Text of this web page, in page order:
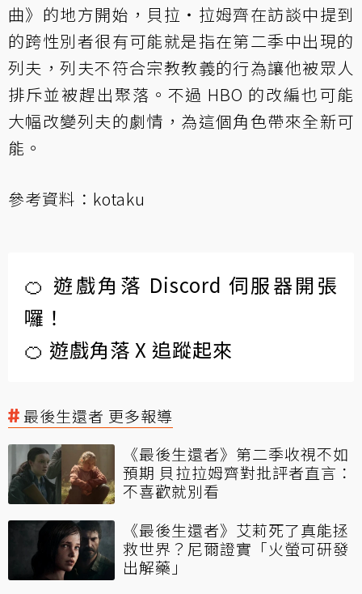
曲》的地方開始，貝拉‧拉姆齊在訪談中提到
的跨性別者很有可能就是指在第二季中出現的
列夫，列夫不符合宗教教義的行為讓他被眾人
排斥並被趕出聚落。不過 HBO 的改編也可能
大幅改變列夫的劇情，為這個角色帶來全新可
能。
參考資料： kotaku
🍊 遊戲角落 Discord 伺服器開張
囉！
🍊 遊戲角落 X 追蹤起來
最後生還者 更多報導
《最後生還者》第二季收視不如
預期 貝拉拉姆齊對批評者直言：
不喜歡就別看
《最後生還者》艾莉死了真能拯
救世界？尼爾證實「火螢可研發
出解藥」